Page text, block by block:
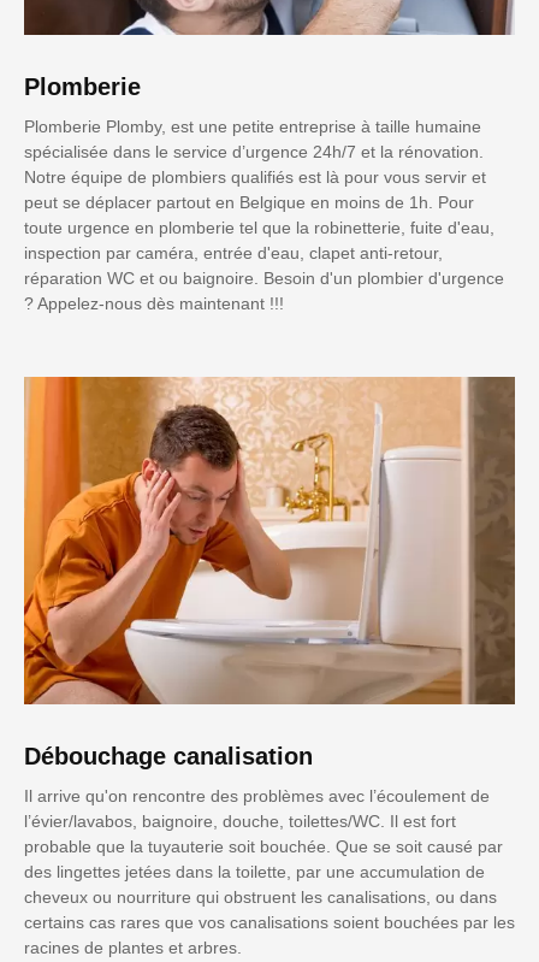
Plomberie
Plomberie Plomby, est une petite entreprise à taille humaine
spécialisée dans le service d’urgence 24h/7 et la rénovation.
Notre équipe de plombiers qualifiés est là pour vous servir et
peut se déplacer partout en Belgique en moins de 1h. Pour
toute urgence en plomberie tel que la robinetterie, fuite d'eau,
inspection par caméra, entrée d'eau, clapet anti-retour,
réparation WC et ou baignoire. Besoin d'un plombier d'urgence
? Appelez-nous dès maintenant !!!
Débouchage canalisation
Il arrive qu'on rencontre des problèmes avec l’écoulement de
l’évier/lavabos, baignoire, douche, toilettes/WC. Il est fort
probable que la tuyauterie soit bouchée. Que se soit causé par
des lingettes jetées dans la toilette, par une accumulation de
cheveux ou nourriture qui obstruent les canalisations, ou dans
certains cas rares que vos canalisations soient bouchées par les
racines de plantes et arbres.